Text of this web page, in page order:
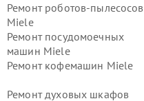
Ремонт роботов-пылесосов
Miele
Ремонт посудомоечных
машин Miele
Ремонт кофемашин Miele
Ремонт духовых шкафов